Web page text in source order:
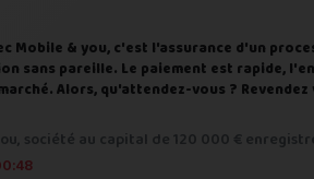
plus tard
Mobile & you, c'est l'assurance d'un
sans pareille. Le paiement est rapide,
Alors, qu'attendez-vous ?
société au capital de 120 000 €